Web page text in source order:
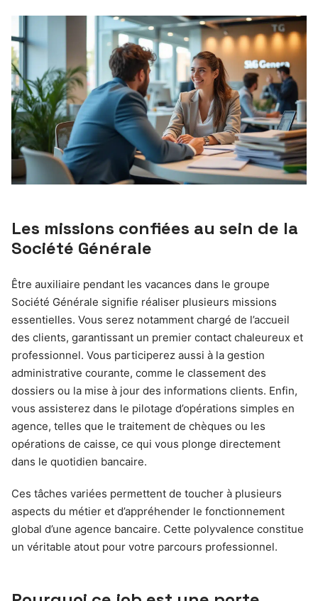
Les missions confiées au sein de la
Société Générale
Être auxiliaire pendant les vacances dans le groupe
Société Générale signifie réaliser plusieurs missions
essentielles. Vous serez notamment chargé de l’accueil
des clients, garantissant un premier contact chaleureux et
professionnel. Vous participerez aussi à la gestion
administrative courante, comme le classement des
dossiers ou la mise à jour des informations clients. Enfin,
vous assisterez dans le pilotage d’opérations simples en
agence, telles que le traitement de chèques ou les
opérations de caisse, ce qui vous plonge directement
dans le quotidien bancaire.
Ces tâches variées permettent de toucher à plusieurs
aspects du métier et d’appréhender le fonctionnement
global d’une agence bancaire. Cette polyvalence constitue
un véritable atout pour votre parcours professionnel.